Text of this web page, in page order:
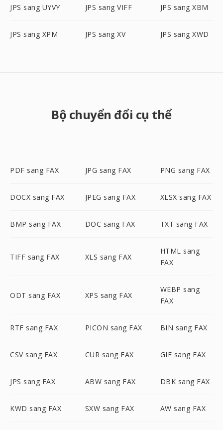
JPS sang UYVY JPS sang VIFF JPS sang XBM
JPS sang XPM JPS sang XV JPS sang XWD
Bộ chuyển đổi cụ thể
PDF sang FAX JPG sang FAX PNG sang FAX
DOCX sang FAX JPEG sang FAX XLSX sang FAX
BMP sang FAX DOC sang FAX TXT sang FAX
TIFF sang FAX XLS sang FAX
HTML sang
FAX
ODT sang FAX XPS sang FAX
WEBP sang
FAX
RTF sang FAX PICON sang FAX BIN sang FAX
CSV sang FAX CUR sang FAX GIF sang FAX
JPS sang FAX ABW sang FAX DBK sang FAX
KWD sang FAX SXW sang FAX AW sang FAX